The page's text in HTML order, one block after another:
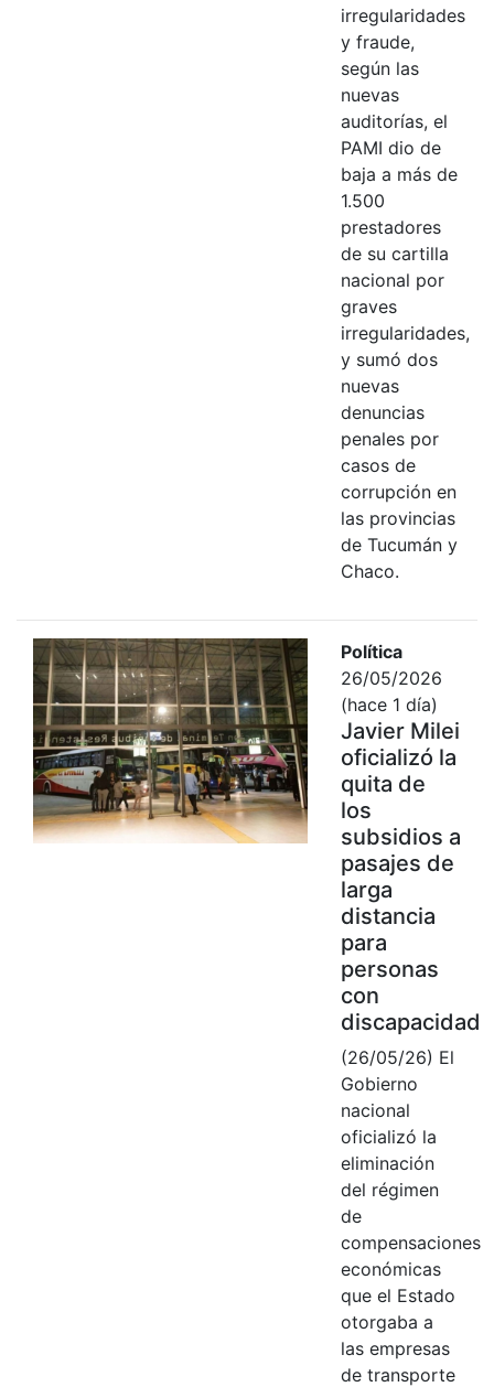
irregularidades
y fraude,
según las
nuevas
auditorías, el
PAMI dio de
baja a más de
1.500
prestadores
de su cartilla
nacional por
graves
irregularidades,
y sumó dos
nuevas
denuncias
penales por
casos de
corrupción en
las provincias
de Tucumán y
Chaco.
Política
26/05/2026
(hace 1 día)
Javier Milei
oficializó la
quita de
los
subsidios a
pasajes de
larga
distancia
para
personas
con
discapacidad
(26/05/26) El
Gobierno
nacional
oficializó la
eliminación
del régimen
de
compensaciones
económicas
que el Estado
otorgaba a
las empresas
de transporte